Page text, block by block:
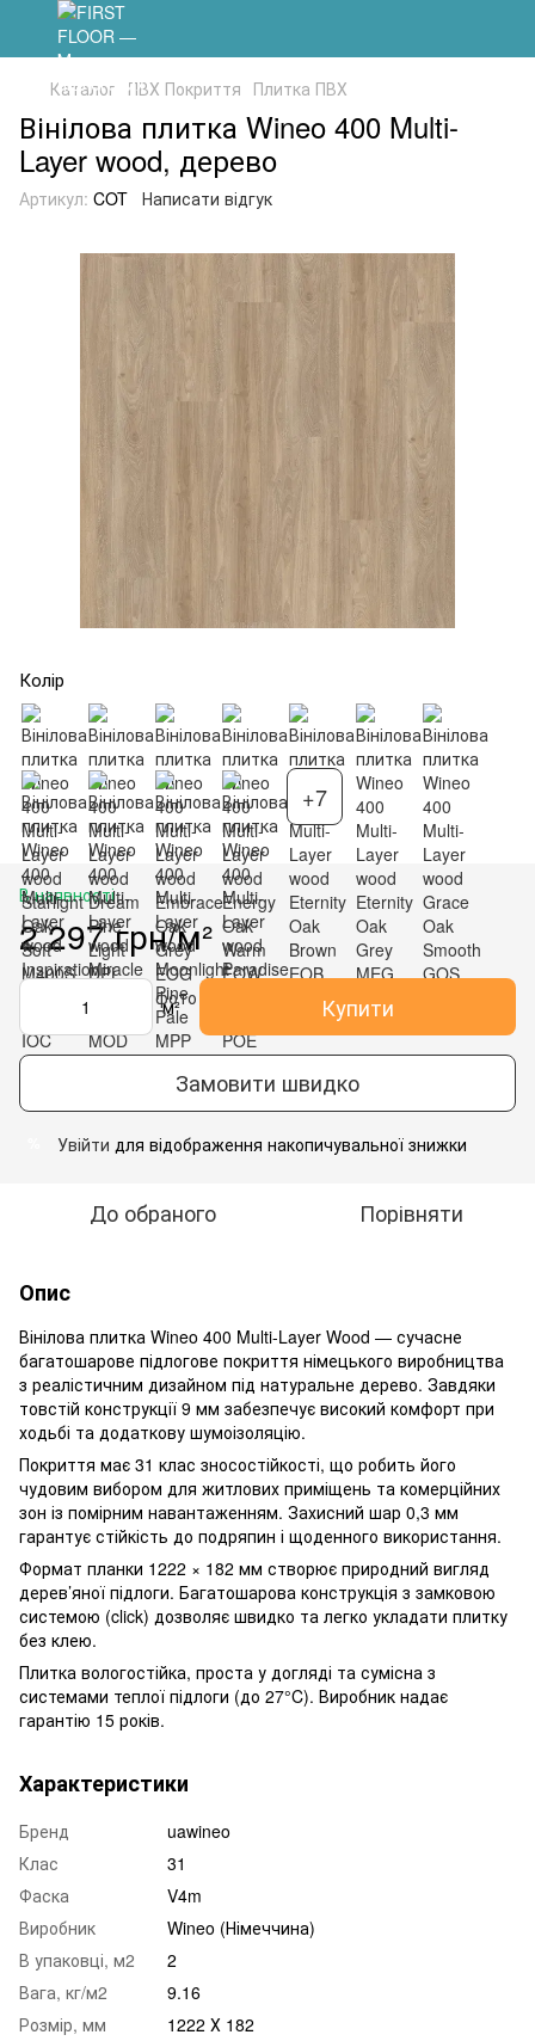
Каталог ПВХ Покриття Плитка ПВХ
Вінілова плитка Wineo 400 Multi-
Layer wood, дерево
Артикул: COT Написати відгук
Колір
+7
В наявності
2 297 грн/м²
м² Купити
Замовити швидко
Увійти для відображення накопичувальної знижки
До обраного Порівняти
Опис
Вінілова плитка Wineo 400 Multi-Layer Wood — сучасне
багатошарове підлогове покриття німецького виробництва
з реалістичним дизайном під натуральне дерево. Завдяки
товстій конструкції 9 мм забезпечує високий комфорт при
ходьбі та додаткову шумоізоляцію.
Покриття має 31 клас зносостійкості, що робить його
чудовим вибором для житлових приміщень та комерційних
зон із помірним навантаженням. Захисний шар 0,3 мм
гарантує стійкість до подряпин і щоденного використання.
Формат планки 1222 × 182 мм створює природний вигляд
дерев’яної підлоги. Багатошарова конструкція з замковою
системою (click) дозволяє швидко та легко укладати плитку
без клею.
Плитка вологостійка, проста у догляді та сумісна з
системами теплої підлоги (до 27°C). Виробник надає
гарантію 15 років.
Характеристики
Бренд
uawineo
Клас
31
Фаска
V4m
Виробник
Wineo (Німеччина)
В упаковці, м2
2
Вага, кг/м2
9.16
Розмір, мм
1222 Х 182